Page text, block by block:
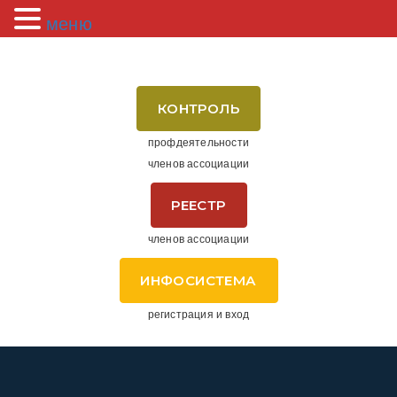
КОНТРОЛЬ
профдеятельности
членов ассоциации
РЕЕСТР
членов ассоциации
ИНФОСИСТЕМА
регистрация и вход
меню